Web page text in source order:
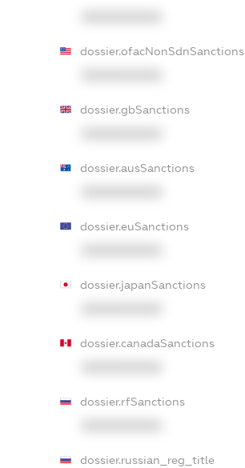
dossier.ofacNonSdnSanctions
dossier.gbSanctions
dossier.ausSanctions
dossier.euSanctions
dossier.japanSanctions
dossier.canadaSanctions
dossier.rfSanctions
dossier.russian_reg_title